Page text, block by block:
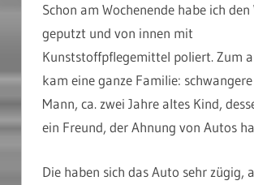
Schon am Wochenende habe ich den
geputzt und von innen mit
Kunststoffpflegemittel poliert. Zum
kam eine ganze Familie:
Mann, ca. zwei Jahre altes Kind,
ein Freund, der Ahnung von Autos
Die haben sich das Auto sehr zügig,